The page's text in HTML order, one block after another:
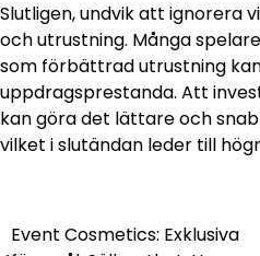
Slutligen, undvik att ignorera
och utrustning. Många
som förbättrad utrustning
uppdragsprestanda. Att
kan göra det lättare och
vilket i slutändan leder till
Post
Event Cosmetics: Exklusiva